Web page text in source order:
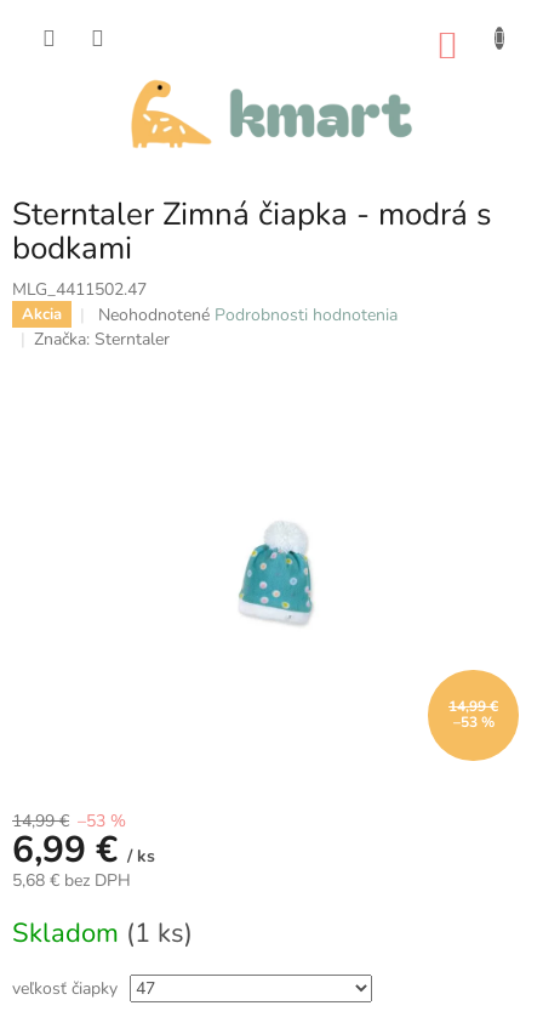
Sterntaler Zimná čiapka - modrá s
bodkami
MLG_4411502.47
Akcia
Priemerné
hodnotenie
Neohodnotené Podrobnosti hodnotenia
Značka: Sterntaler
14,99 €
–53 %
14,99 € –53 %
6,99 € / ks
5,68 € bez DPH
cena:
Skladom (1 ks)
veľkosť čiapky